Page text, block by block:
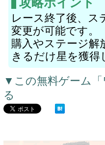
レース終了後、ス
変更が可能です。
購入やステージ解
きるだけ星を獲得
▼この無料ゲーム
る